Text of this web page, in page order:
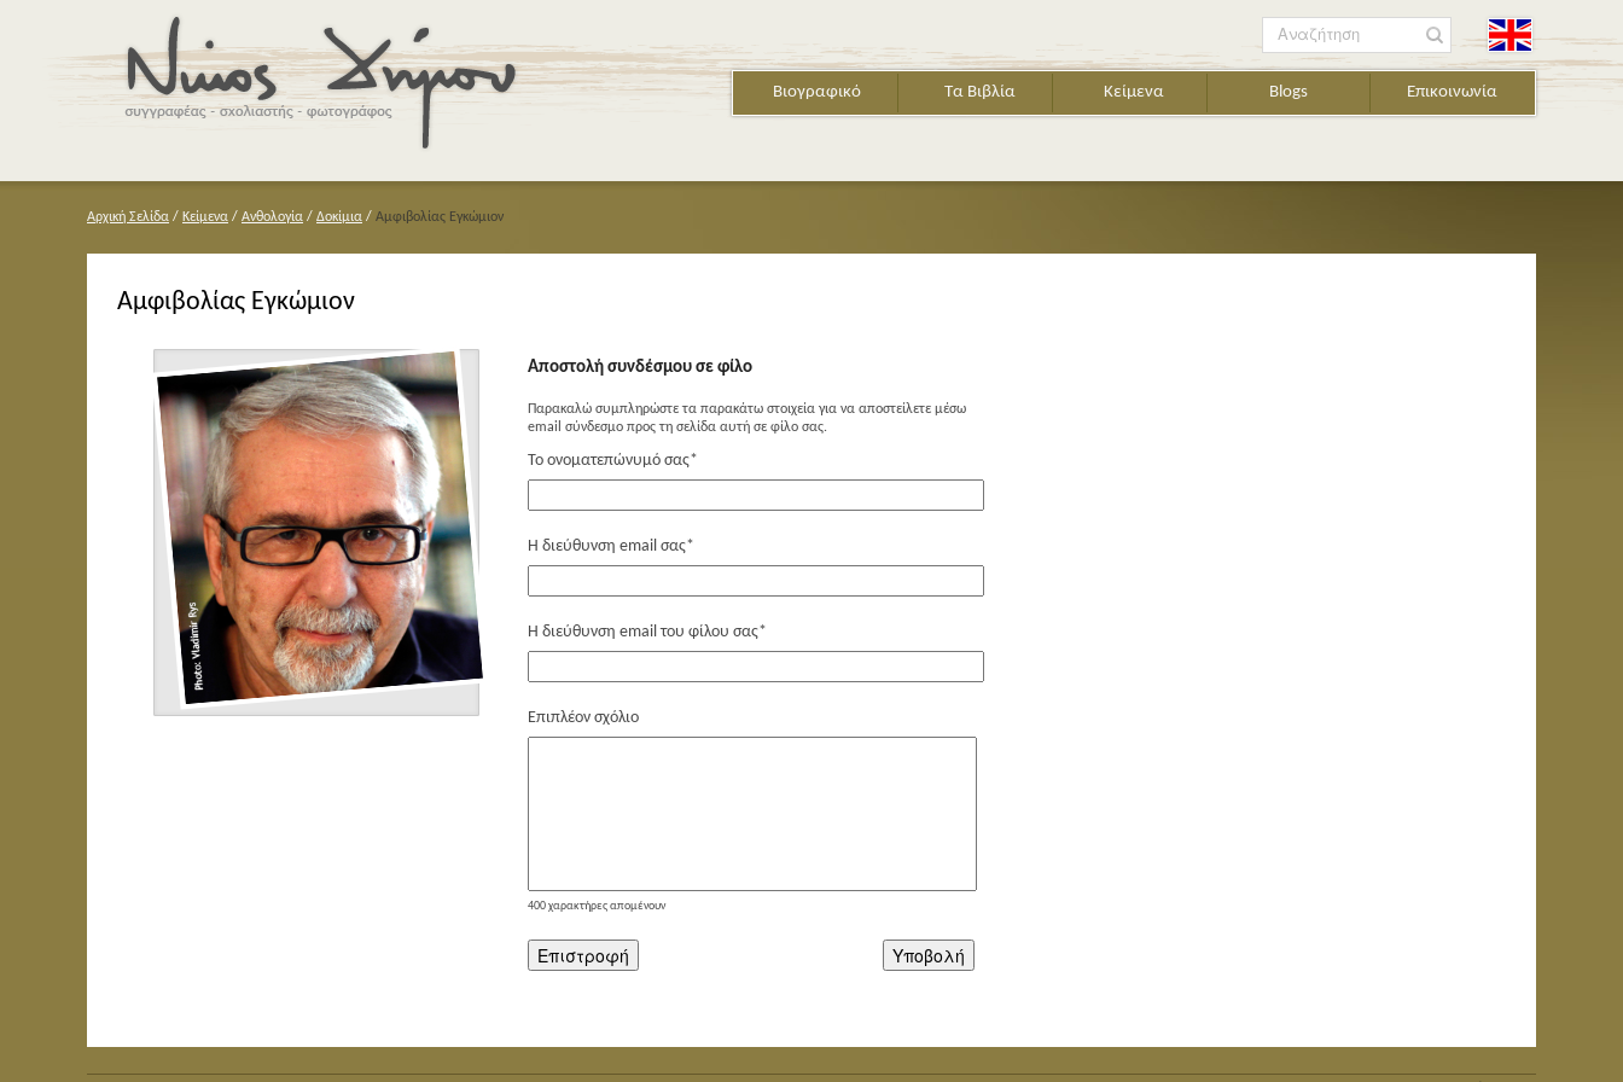
Βιογραφικό Τα Βιβλία Κείμενα Blogs Επικοινωνία
Αναζήτηση
Αρχική Σελίδα / Κείμενα / Ανθολογία / Δοκίμια / Αμφιβολίας Εγκώμιον
Αμφιβολίας Εγκώμιον
Αποστολή συνδέσμου σε φίλο
Παρακαλώ συμπληρώστε τα παρακάτω στοιχεία για να αποστείλετε μέσω
email σύνδεσμο προς τη σελίδα αυτή σε φίλο σας.
Το ονοματεπώνυμό σας*
Η διεύθυνση email σας*
Η διεύθυνση email του φίλου σας*
Επιπλέον σχόλιο
400χαρακτήρες απομένουν